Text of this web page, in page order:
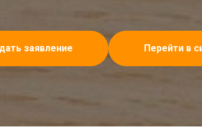
заявление Перейти в